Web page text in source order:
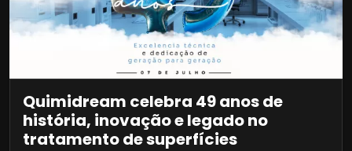
Quimidream celebra 49 anos de
história, inovação e legado no
tratamento de superfícies